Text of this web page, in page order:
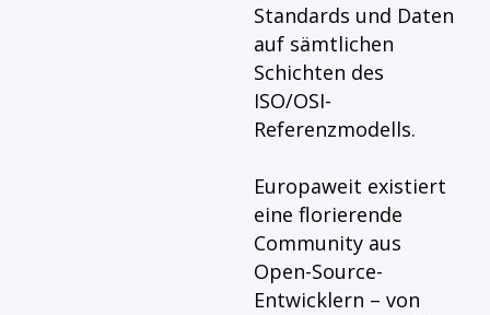
Standards und Daten
auf sämtlichen
Schichten des
ISO/OSI-
Referenzmodells.
Europaweit existiert
eine florierende
Community aus
Open-Source-
Entwicklern – von